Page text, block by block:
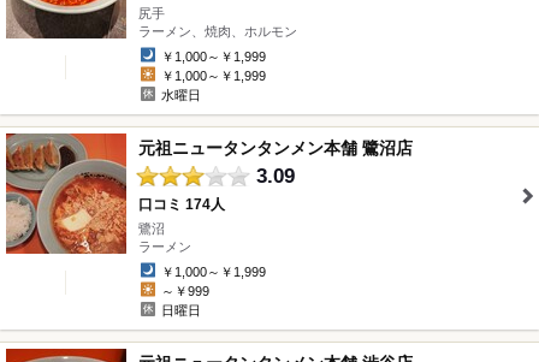
尻手
ラーメン、焼肉、ホルモン
￥1,000～￥1,999
￥1,000～￥1,999
水曜日
" />
元祖ニュータンタンメン本舗 鷺沼店
3.09
口コミ 174人
鷺沼
ラーメン
￥1,000～￥1,999
～￥999
日曜日
" />